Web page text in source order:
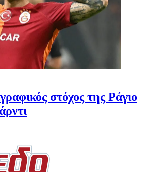
στόχος της Ράγιο